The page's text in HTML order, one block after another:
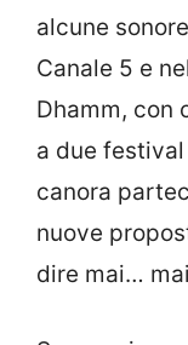
alcune
Canale 5 e
Dhamm, con
a due
canora
nuove
dire mai…